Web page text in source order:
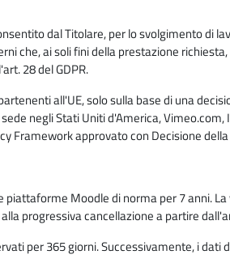
dal Titolare, per lo svolgimento
che, ai soli fini della prestazione
28 del GDPR.
all'UE, solo sulla base di una
negli Stati Uniti d'America,
approvato con Decisione
Moodle di norma per 7 anni.
progressiva cancellazione a partire
per 365 giorni. Successivamente, i